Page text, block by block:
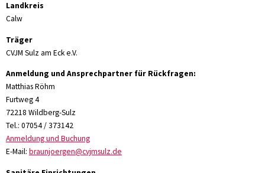
Landkreis
Calw
Träger
CVJM Sulz am Eck e.V.
Anmeldung und Ansprechpartner für Rückfragen:
Matthias Röhm
Furtweg 4
72218 Wildberg-Sulz
Tel.: 07054 / 373142
Anmeldung und Buchung
E-Mail: braunjoergen@cvjmsulz.de